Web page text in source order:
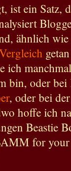
ist ein Satz,
ähnlich
ich
bin, oder bei
, oder bei
hoffe ich
Beastie
for